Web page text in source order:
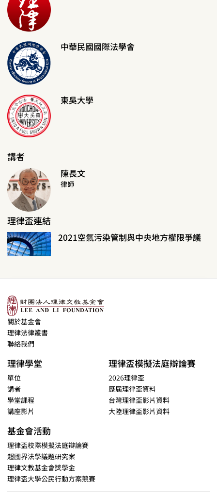
中華民國國際法學會
東吳大學
講者
陳長文
律師
理律盃連結
2021空氣污染管制與中央地方權限爭議
關於基金會
理律法律叢書
聯絡我們
理律學堂
單位
講者
學堂課程
講座影片
理律盃模擬法庭辯論賽
2026理律盃
歷屆理律盃資料
台灣理律盃影片資料
大陸理律盃影片資料
基金會活動
理律盃校際模擬法庭辯論賽
超國界法學議題研究案
理律文教基金會獎學金
理律盃大學公民行動方案競賽